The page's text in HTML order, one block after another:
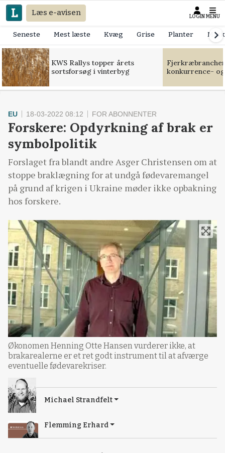
Læs e-avisen LOGIN MENU
Seneste Mest læste Kvæg Grise Planter
KWS Rallys topper årets
sortsforsøg i vinterbyg
konkurrence-
EU 18-03-2022 08:12 FOR ABONNENTER
Forskere: Opdyrkning af brak er
symbolpolitik
Forslaget fra blandt andre Asger Christensen om at
stoppe braklægning for at undgå fødevaremangel
på grund af krigen i Ukraine møder ikke opbakning
hos forskere.
Økonomen Henning Otte Hansen vurderer ikke, at
brakarealerne er et ret godt instrument til at afværge
eventuelle fødevarekriser.
Michael Strandfelt
Flemming Erhard